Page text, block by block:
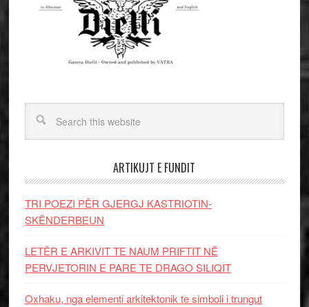
ARTIKUJT E FUNDIT
TRI POEZI PËR GJERGJ KASTRIOTIN-
SKËNDERBEUN
LETËR E ARKIVIT TE NAUM PRIFTIT NË
PERVJETORIN E PARE TE DRAGO SILIQIT
Oxhaku, nga elementi arkitektonik te simboli i trungut